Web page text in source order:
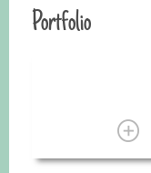
Portfolio